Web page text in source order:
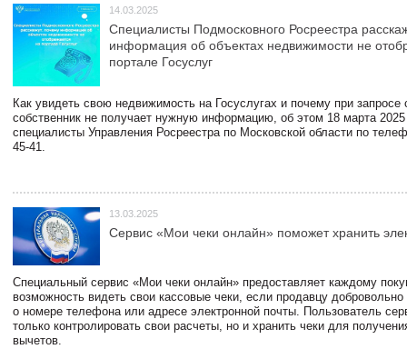
14.03.2025
Специалисты Подмосковного Росреестра
информация об объектах недвижимости не
портале Госуслуг
Как увидеть свою недвижимость на Госуслугах и почему при запросе
собственник не получает нужную информацию, об этом 18 марта 2025
специалисты Управления Росреестра по Московской области по
45-41.
13.03.2025
Сервис «Мои чеки онлайн» поможет хранить
Специальный сервис «Мои чеки онлайн» предоставляет каждому
возможность видеть свои кассовые чеки, если продавцу
о номере телефона или адресе электронной почты. Пользователь
только контролировать свои расчеты, но и хранить чеки для
вычетов.